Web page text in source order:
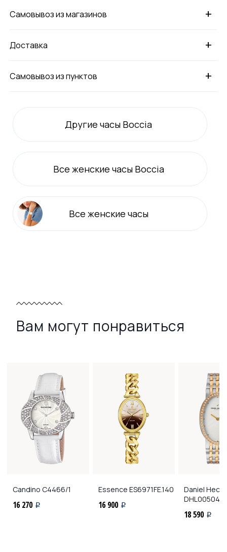
+
Самовывоз из магазинов
+
Доставка
+
Самовывоз из пунктов
Другие часы Boccia
Все женские часы Boccia
Все женские часы
Вам могут понравиться
Candino C4466/1
16 270 i
Essence ES6971FE.140
16 900 i
Daniel
DHL00504
18 590 i